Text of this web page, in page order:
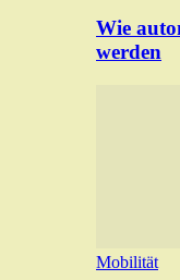
Wie
werden
Mobilität